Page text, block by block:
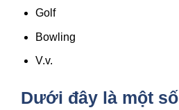
Golf
Bowling
V.v.
Dưới đây là một